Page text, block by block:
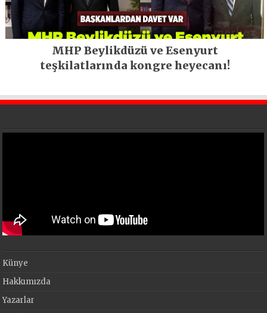
MHP Beylikdüzü ve Esenyurt
teşkilatlarında kongre heyecanı!
Künye
Hakkımızda
Yazarlar